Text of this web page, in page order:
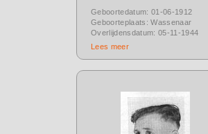
Geboortedatum: 01-06-1912
Geboorteplaats: Wassenaar
Overlijdensdatum: 05-11-1944
Lees meer